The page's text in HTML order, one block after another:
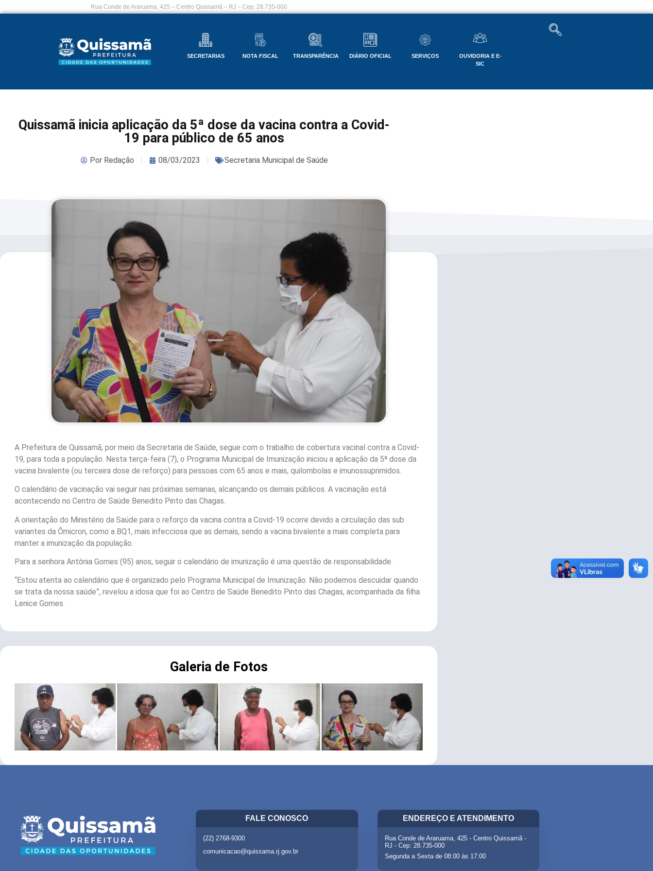
Rua Conde de Araruama, 425 – Centro Quissamã – RJ – Cep: 28.735-000
SECRETARIAS NOTA FISCAL TRANSPARÊNCIA DIÁRIO OFICIAL SERVIÇOS
OUVIDORIA E E-
SIC
Quissamã inicia aplicação da 5ª dose da vacina contra a Covid-
19 para público de 65 anos
PorRedação 08/03/2023 Secretaria Municipal de Saúde
A Prefeitura de Quissamã, por meio da Secretaria de Saúde, segue com o trabalho de cobertura vacinal contra a Covid-
19, para toda a população. Nesta terça-feira (7), o Programa Municipal de Imunização iniciou a aplicação da 5ª dose da
vacina bivalente (ou terceira dose de reforço) para pessoas com 65 anos e mais, quilombolas e imunossuprimidos.
O calendário de vacinação vai seguir nas próximas semanas, alcançando os demais públicos. A vacinação está
acontecendo no Centro de Saúde Benedito Pinto das Chagas.
A orientação do Ministério da Saúde para o reforço da vacina contra a Covid-19 ocorre devido a circulação das sub
variantes da Ômicron, como a BQ1, mais infecciosa que as demais, sendo a vacina bivalente a mais completa para
manter a imunização da população.
Para a senhora Antônia Gomes (95) anos, seguir o calendário de imunização é uma questão de responsabilidade.
“Estou atenta ao calendário que é organizado pelo Programa Municipal de Imunização. Não podemos descuidar quando
se trata da nossa saúde”, revelou a idosa que foi ao Centro de Saúde Benedito Pinto das Chagas, acompanhada da filha
Lenice Gomes.
Galeria de Fotos
FALE CONOSCO
(22) 2768-9300
comunicacao@quissama.rj.gov.br
ENDEREÇO E ATENDIMENTO
Rua Conde de Araruama, 425 - Centro Quissamã -
RJ - Cep: 28.735-000
Segunda a Sexta de 08:00 às 17:00